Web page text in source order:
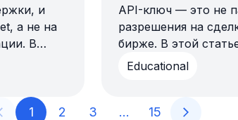
и
а не на
В
API-ключ — это не
разрешения на
бирже. В этой
только для сделок,
Educational
1 2 3 … 15